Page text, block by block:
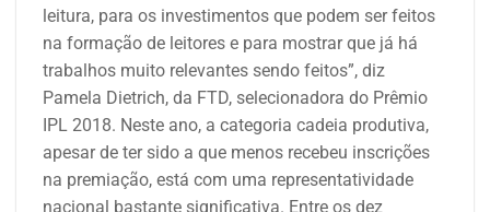
leitura, para os investimentos que podem ser feitos
na formação de leitores e para mostrar que já há
trabalhos muito relevantes sendo feitos”, diz
Pamela Dietrich, da FTD, selecionadora do Prêmio
IPL 2018. Neste ano, a categoria cadeia produtiva,
apesar de ter sido a que menos recebeu inscrições
na premiação, está com uma representatividade
nacional bastante significativa. Entre os dez